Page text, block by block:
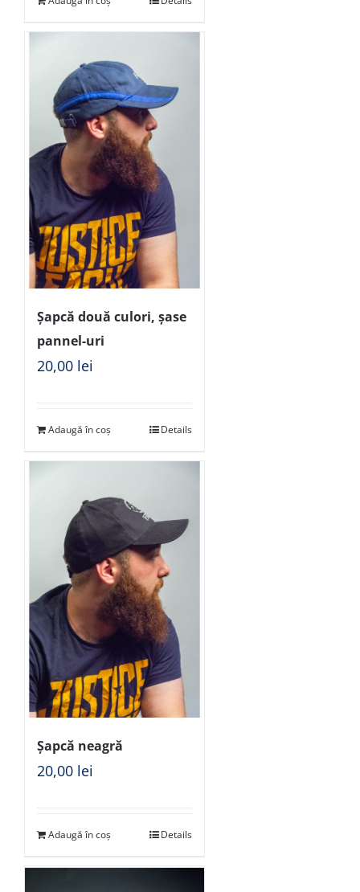
Șapcă două culori, șase
pannel-uri
20,00 lei
Adaugă în coș Details
Șapcă neagră
20,00 lei
Adaugă în coș Details